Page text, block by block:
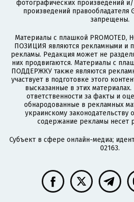
фотографических произведений
произведений правообладателя
запрещены.
Материалы с плашкой
ПОЗИЦИЯ являются рекламными и
рекламы. Редакция может не
них продвигаются. Материалы с
ПОДДЕРЖКУ также являются
участвует в подготовке этого
высказанные в этих
ответственности за факты и
обнародованные в рекламных
украинскому законодательству
содержание рекламы несет
Субъект в сфере онлайн-медиа;
02163.